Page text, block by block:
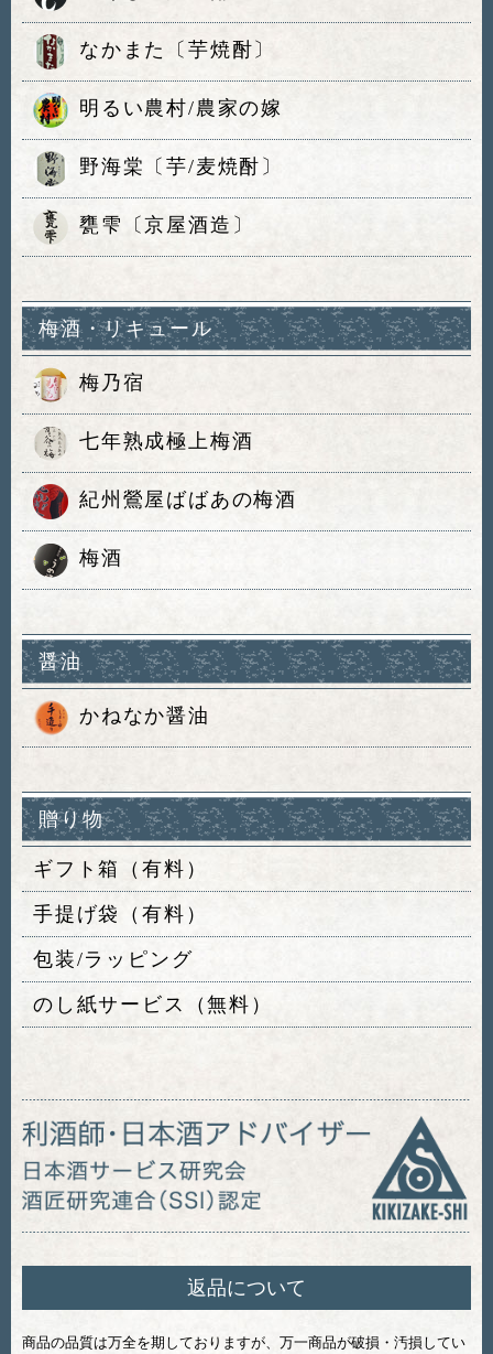
なかまた〔芋焼酎〕
明るい農村/農家の嫁
野海棠〔芋/麦焼酎〕
甕雫〔京屋酒造〕
梅酒・リキュール
梅乃宿
七年熟成極上梅酒
紀州鶯屋ばばあの梅酒
梅酒
醤油
かねなか醤油
贈り物
ギフト箱（有料）
手提げ袋（有料）
包装/ラッピング
のし紙サービス（無料）
返品について
商品の品質は万全を期しておりますが、万一商品が破損・汚損してい